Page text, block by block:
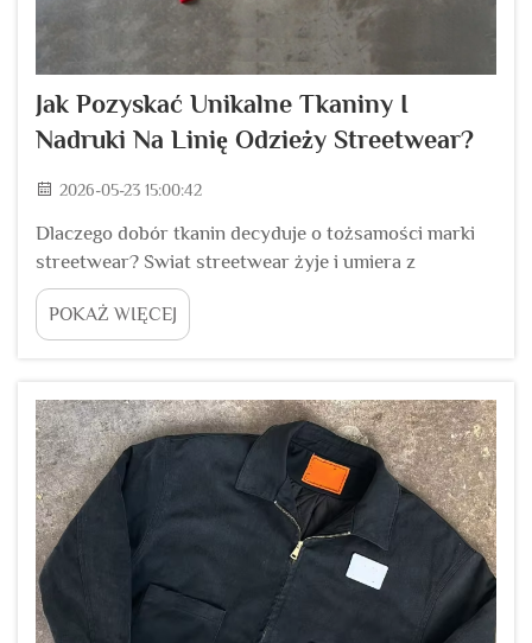
Jak Pozyskać Unikalne Tkaniny I
Nadruki Na Linię Odzieży Streetwear?
2026-05-23 15:00:42
Dlaczego dobór tkanin decyduje o tożsamości marki
streetwear? Świat streetwear żyje i umiera z
konieczności wyróżniania się. Przejdź przez dowolne
targi branżowe lub przewijaj media społecznościowe
— marki, które przyciągają uwagę, to te, które stosują
POKAŻ WIĘCEJ